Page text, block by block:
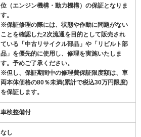
位（エンジン機構・動力機構）の保証となりま
す。
※保証修理の際には、状態や作動に問題がない
ことを確認した2次流通を目的として販売され
ている「中古リサイクル部品」や「リビルト部
品」を優先的に使用し、修理を実施いたしま
す。予めご了承ください。
※但し、保証期間中の修理費保証限度額は、車
両本体価格の80％未満(累計で税込30万円限度)
を保証します。
車検整備付
なし